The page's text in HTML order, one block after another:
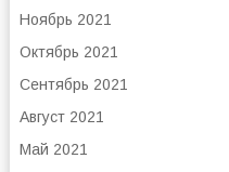
Ноябрь 2021
Октябрь 2021
Сентябрь 2021
Август 2021
Май 2021